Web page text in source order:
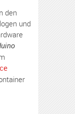
den
und